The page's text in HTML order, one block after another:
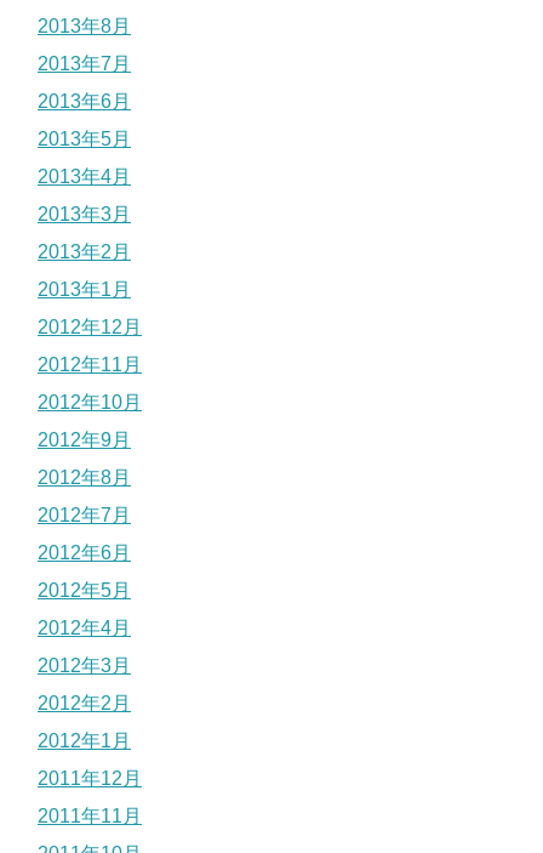
2013年8月
2013年7月
2013年6月
2013年5月
2013年4月
2013年3月
2013年2月
2013年1月
2012年12月
2012年11月
2012年10月
2012年9月
2012年8月
2012年7月
2012年6月
2012年5月
2012年4月
2012年3月
2012年2月
2012年1月
2011年12月
2011年11月